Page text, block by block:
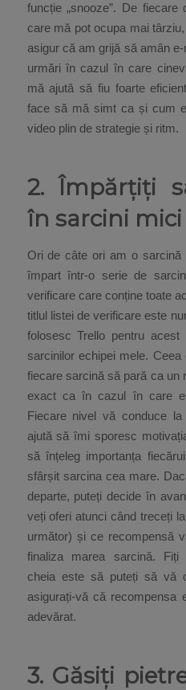
funcție „snooze”. De
care mă pot ocupa mai
asigur că am grijă să amân e-
urmări în cazul în care
mă ajută să fiu foarte
face să mă simt ca și cum
video plin de strategie și ritm.
2. Împărțiți
în sarcini mici
Ori de câte ori am o
împart într-o serie de
verificare care conține toate
titlul listei de verificare este
folosesc Trello pentru acest
sarcinilor echipei mele.
fiecare sarcină să pară ca un
exact ca în cazul în care
Fiecare nivel vă conduce
ajută să îmi sporesc
să înțeleg importanța
sfârșit sarcina cea mare.
departe, puteți decide în
veți oferi atunci când treceți
următor) și ce recompensă
finaliza marea sarcină. Fiți
cheia este să puteți să vă
asigurați-vă că recompensa
adevărat.
3. Găsiți